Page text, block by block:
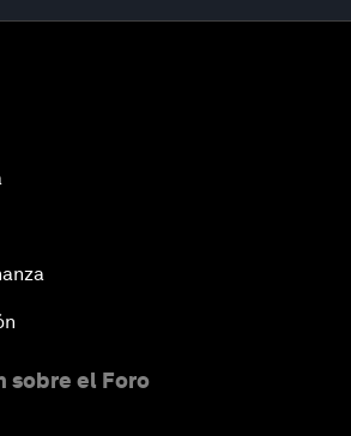
sobre el Foro